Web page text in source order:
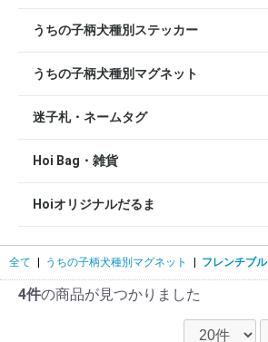
うちの子柄犬種別ステッカー
うちの子柄犬種別マグネット
迷子札・ネームタグ
Hoi Bag・雑貨
Hoiオリジナルだるま
全て うちの子柄犬種別マグネット フレンチブル
4件の商品が見つかりました